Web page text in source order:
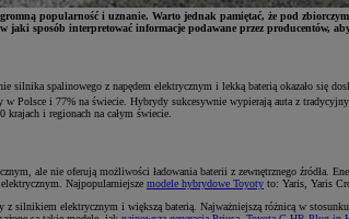
popularność i uznanie. Warto jednak pamiętać, że pod
jaki sposób interpretować informacje podawane przez producentów,
silnika spalinowego z napędem elektrycznym i lekką baterią okazało się
Polsce i 77% na świecie. Hybrydy sukcesywnie wypierają auta z
i regionach na całym świecie.
ale nie oferują możliwości ładowania baterii z zewnętrznego źródła.
Najpopularniejsze modele hybrydowe Toyoty to: Yaris, Yaris
silnikiem elektrycznym i większą baterią. Najważniejszą różnicą w